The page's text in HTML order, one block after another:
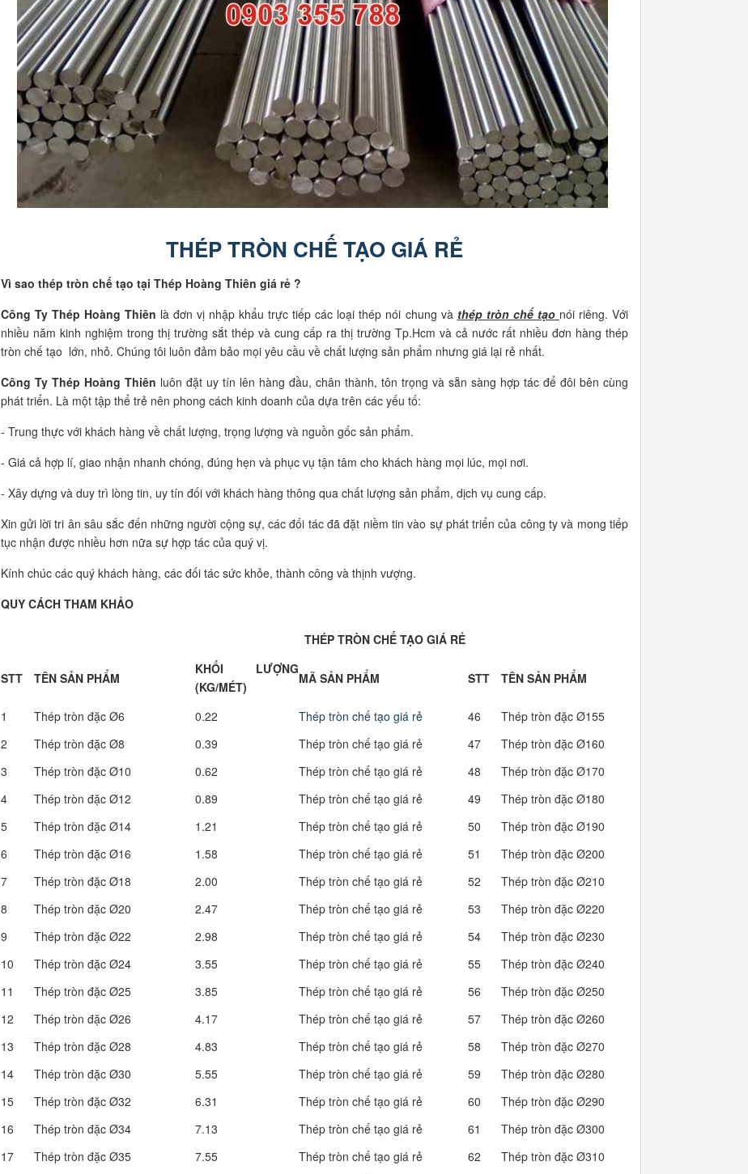
THÉP TRÒN CHẾ TẠO GIÁ RẺ
Vì sao thép tròn chế tạo tại Thép Hoàng Thiên giá rẻ ?
Công Ty Thép Hoàng Thiên là đơn vị nhập khẩu trực tiếp các loại thép nói chung và thép tròn chế tạo nói riêng. Với
nhiều năm kinh nghiệm trong thị trường sắt thép và cung cấp ra thị trường Tp.Hcm và cả nước rất nhiều đơn hàng thép
tròn chế tạo lớn, nhỏ. Chúng tôi luôn đảm bảo mọi yêu cầu về chất lượng sản phẩm nhưng giá lại rẻ nhất.
Công Ty Thép Hoàng Thiên luôn đặt uy tín lên hàng đầu, chân thành, tôn trọng và sẵn sàng hợp tác để đôi bên cùng
phát triển. Là một tập thể trẻ nên phong cách kinh doanh của dựa trên các yếu tố:
- Trung thực với khách hàng về chất lượng, trọng lượng và nguồn gốc sản phẩm.
- Giá cả hợp lí, giao nhận nhanh chóng, đúng hẹn và phục vụ tận tâm cho khách hàng mọi lúc, mọi nơi.
- Xây dựng và duy trì lòng tin, uy tín đối với khách hàng thông qua chất lượng sản phẩm, dịch vụ cung cấp.
Xin gửi lời tri ân sâu sắc đến những người cộng sự, các đối tác đã đặt niềm tin vào sự phát triển của công ty và mong tiếp
tục nhận được nhiều hơn nữa sự hợp tác của quý vị.
Kính chúc các quý khách hàng, các đối tác sức khỏe, thành công và thịnh vượng.
QUY CÁCH THAM KHẢO
THÉP TRÒN CHẾ TẠO GIÁ RẺ
STT TÊN SẢN PHẨM
KHỐI LƯỢNG
(KG/MÉT)
MÃ SẢN PHẨM STT TÊN SẢN PHẨM
1
Thép tròn đặc Ø6 0.22 Thép tròn chế tạo giá rẻ 46 Thép tròn đặc Ø155
2
Thép tròn đặc Ø8 0.39 Thép tròn chế tạo giá rẻ 47 Thép tròn đặc Ø160
3
Thép tròn đặc Ø10 0.62 Thép tròn chế tạo giá rẻ 48 Thép tròn đặc Ø170
4
Thép tròn đặc Ø12 0.89 Thép tròn chế tạo giá rẻ 49 Thép tròn đặc Ø180
5
Thép tròn đặc Ø14 1.21 Thép tròn chế tạo giá rẻ 50 Thép tròn đặc Ø190
6
Thép tròn đặc Ø16 1.58 Thép tròn chế tạo giá rẻ 51 Thép tròn đặc Ø200
7
Thép tròn đặc Ø18 2.00 Thép tròn chế tạo giá rẻ 52 Thép tròn đặc Ø210
8
Thép tròn đặc Ø20 2.47 Thép tròn chế tạo giá rẻ 53 Thép tròn đặc Ø220
9
Thép tròn đặc Ø22 2.98 Thép tròn chế tạo giá rẻ 54 Thép tròn đặc Ø230
10
Thép tròn đặc Ø24 3.55 Thép tròn chế tạo giá rẻ 55 Thép tròn đặc Ø240
11
Thép tròn đặc Ø25 3.85 Thép tròn chế tạo giá rẻ 56 Thép tròn đặc Ø250
12
Thép tròn đặc Ø26 4.17 Thép tròn chế tạo giá rẻ 57 Thép tròn đặc Ø260
13
Thép tròn đặc Ø28 4.83 Thép tròn chế tạo giá rẻ 58 Thép tròn đặc Ø270
14
Thép tròn đặc Ø30 5.55 Thép tròn chế tạo giá rẻ 59 Thép tròn đặc Ø280
15
Thép tròn đặc Ø32 6.31 Thép tròn chế tạo giá rẻ 60 Thép tròn đặc Ø290
16
Thép tròn đặc Ø34 7.13 Thép tròn chế tạo giá rẻ 61 Thép tròn đặc Ø300
17
Thép tròn đặc Ø35 7.55 Thép tròn chế tạo giá rẻ 62 Thép tròn đặc Ø310